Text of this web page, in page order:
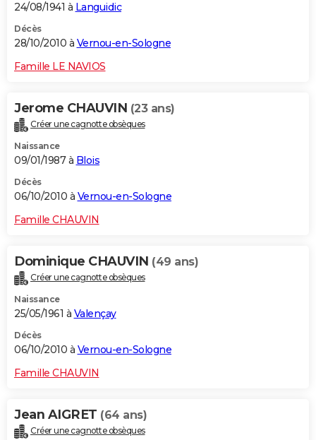
24/08/1941 à Languidic
Décès
28/10/2010 à Vernou-en-Sologne
Famille LE NAVIOS
Jerome CHAUVIN (23 ans)
Créer une cagnotte obsèques
Naissance
09/01/1987 à Blois
Décès
06/10/2010 à Vernou-en-Sologne
Famille CHAUVIN
Dominique CHAUVIN (49 ans)
Créer une cagnotte obsèques
Naissance
25/05/1961 à Valençay
Décès
06/10/2010 à Vernou-en-Sologne
Famille CHAUVIN
Jean AIGRET (64 ans)
Créer une cagnotte obsèques